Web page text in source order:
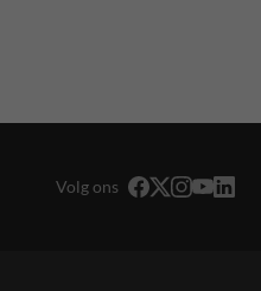
Volg ons